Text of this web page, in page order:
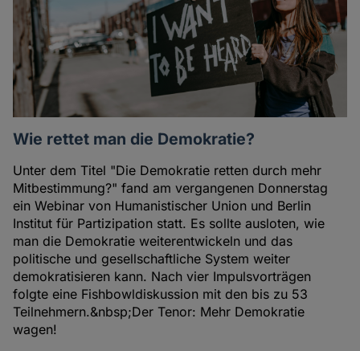
Wie rettet man die Demokratie?
Unter dem Titel "Die Demokratie retten durch mehr
Mitbestimmung?" fand am vergangenen Donnerstag
ein Webinar von Humanistischer Union und Berlin
Institut für Partizipation statt. Es sollte ausloten, wie
man die Demokratie weiterentwickeln und das
politische und gesellschaftliche System weiter
demokratisieren kann. Nach vier Impulsvorträgen
folgte eine Fishbowldiskussion mit den bis zu 53
Teilnehmern.&nbsp;Der Tenor: Mehr Demokratie
wagen!